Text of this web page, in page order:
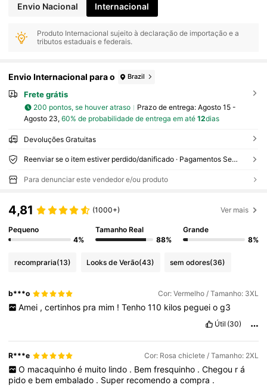
Envio Nacional Internacional
Produto Internacional sujeito à declaração de importação e a
tributos estaduais e federais.
Envio Internacional para o Brazil
Frete grátis
200 pontos, se houver atraso Prazo de entrega: Agosto 15 -
Agosto 23, 60% de probabilidade de entrega em até 12dias
Devoluções Gratuitas
Reenviar se o item estiver perdido/danificado · Pagamentos Seguros · Proteção de privacidade
Para denunciar este vendedor e/ou produto
4,81 (1000+) Ver mais
Pequeno
4%
Tamanho Real
88%
Grande
8%
recompraria(13) Looks de Verão(43) sem odores(36)
b***o Cor: Vermelho / Tamanho: 3XL
Amei , certinhos pra mim ! Tenho 110 kilos peguei o g3
Útil (30)
R***e Cor: Rosa chiclete / Tamanho: 2XL
O macaquinho é muito lindo . Bem fresquinho . Chegou r á
pidoe bemembalado . Super recomendoacompra .